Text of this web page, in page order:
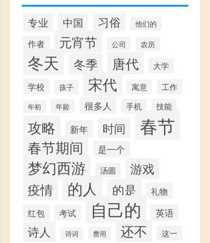
专业 中国 习俗 他们的
作者 元宵节 公司 农历
冬天 冬季 唐代 大学
学校 孩子 宋代 寓意 工作
年初 年龄 很多人 手机 技能
攻略 新年 时间 春节
春节期间 是一个
梦幻西游 汤圆 游戏
疫情 的人 的是 礼物
红包 考试 自己的 英语
诗人 诗词 费用 还不 这一